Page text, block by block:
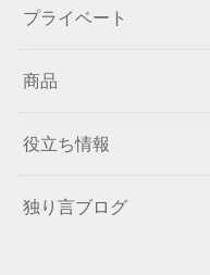
プライベート
商品
役立ち情報
独り言ブログ